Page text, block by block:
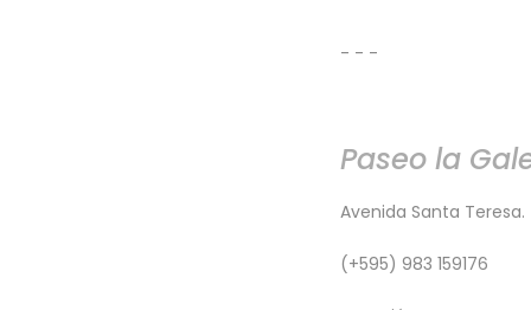
- - -
Paseo la
Avenida Santa Teresa.
(+595) 983 159176